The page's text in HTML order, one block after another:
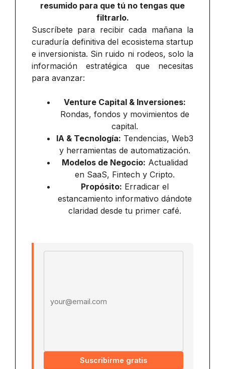
resumido para que tú no tengas que
filtrarlo.
Suscríbete para recibir cada mañana la
curaduría definitiva del ecosistema startup
e inversionista. Sin ruido ni rodeos, solo la
información estratégica que necesitas
para avanzar:
Venture Capital & Inversiones:
Rondas, fondos y movimientos de
capital.
IA & Tecnología: Tendencias, Web3
y herramientas de automatización.
Modelos de Negocio: Actualidad
en SaaS, Fintech y Cripto.
Propósito: Erradicar el
estancamiento informativo dándote
claridad desde tu primer café.
Suscribirme gratis